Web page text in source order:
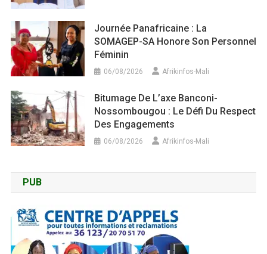
Journée Panafricaine : La
SOMAGEP-SA Honore Son Personnel
Féminin
06/08/2026 Afrikinfos-Mali
Bitumage De L’axe Banconi-
Nossombougou : Le Défi Du Respect
Des Engagements
06/08/2026 Afrikinfos-Mali
PUB